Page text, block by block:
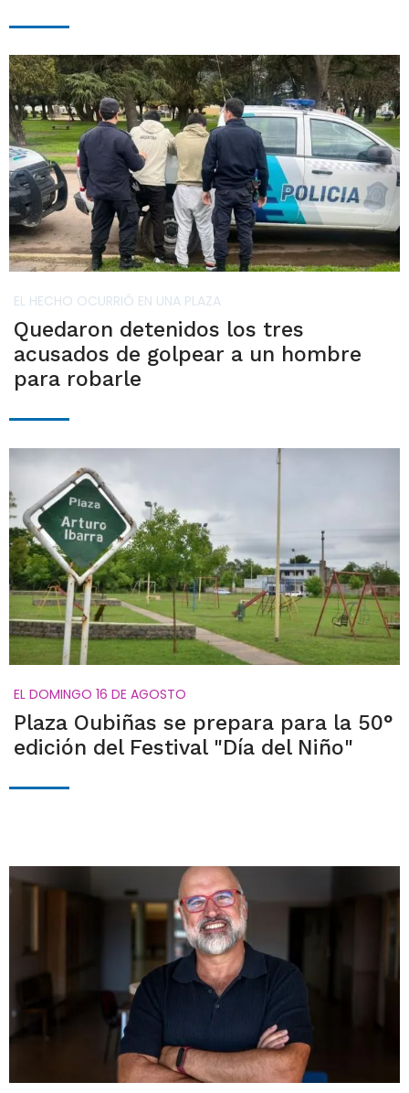
EL HECHO OCURRIÓ EN UNA PLAZA
Quedaron detenidos los tres
acusados de golpear a un hombre
para robarle
EL DOMINGO 16 DE AGOSTO
Plaza Oubiñas se prepara para la 50°
edición del Festival "Día del Niño"